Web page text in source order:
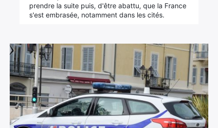
prendre la suite puis, d'être abattu, que la France
s'est embrasée, notamment dans les cités.